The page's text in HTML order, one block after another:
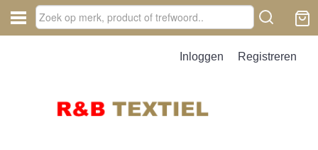
Inloggen Registreren